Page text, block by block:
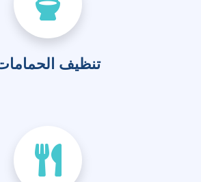
تنظيف